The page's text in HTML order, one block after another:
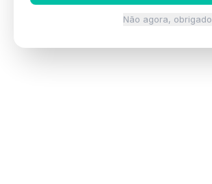
Não agora, obrigado